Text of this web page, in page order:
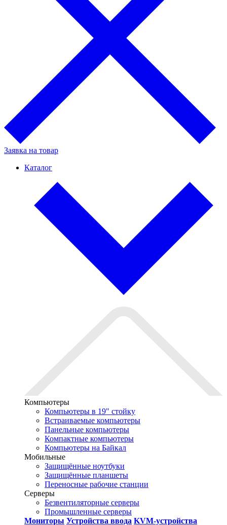
Заявка на товар
Каталог
Компьютеры
Компьютеры в 19" стойкy
Встраиваемые компьютеры
Панельные компьютеры
Компактные компьютеры
Компьютеры на Байкал
Мобильные
Защищённые ноутбуки
Защищённые планшеты
Переносные рабочие станции
Серверы
Безвентиляторные серверы
Промышленные серверы
Мониторы Устройства ввода KVM-устройства